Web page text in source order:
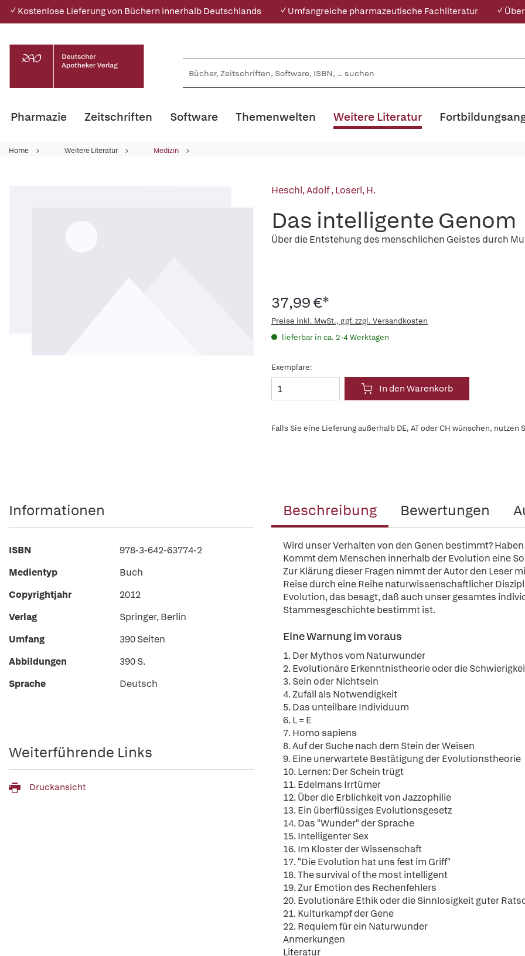
✓ Kostenlose Lieferung von Büchern innerhalb Deutschlands ✓ Umfangreiche pharmazeutische Fachliteratur ✓
Pharmazie Zeitschriften Software Themenwelten Weitere Literatur
Home Weitere Literatur Medizin
Heschl, Adolf,Loserl, H.
Das intelligente Genom
Über die Entstehung des menschlichen Geistes durch
37,99 €*
Preise inkl. MwSt., ggf. zzgl. Versandkosten
lieferbar in ca. 2-4 Werktagen
Exemplare:
In den Warenkorb
Falls Sie eine Lieferung außerhalb DE, AT oder CH wünschen, nutzen
Beschreibung Bewertungen
Wird unser Verhalten von den Genen bestimmt?
Kommt dem Menschen innerhalb der Evolution eine
Zur Klärung dieser Fragen nimmt der Autor den Leser
Reise durch eine Reihe naturwissenschaftlicher
Evolution, das besagt, daß auch unser gesamtes
Stammesgeschichte bestimmt ist.
Eine Warnung im voraus
1. Der Mythos vom Naturwunder
2. Evolutionäre Erkenntnistheorie oder die
3. Sein oder Nichtsein
4. Zufall als Notwendigkeit
5. Das unteilbare Individuum
6. L = E
7. Homo sapiens
8. Auf der Suche nach dem Stein der Weisen
9. Eine unerwartete Bestätigung der Evolutionstheorie
10. Lernen: Der Schein trügt
11. Edelmans Irrtümer
12. Über die Erblichkeit von Jazzophilie
13. Ein überflüssiges Evolutionsgesetz
14. Das "Wunder" der Sprache
15. Intelligenter Sex
16. Im Kloster der Wissenschaft
17. "Die Evolution hat uns fest im Griff"
18. The survival of the most intelligent
19. Zur Emotion des Rechenfehlers
20. Evolutionäre Ethik oder die Sinnlosigkeit guter
21. Kulturkampf der Gene
22. Requiem für ein Naturwunder
Anmerkungen
Literatur
Informationen
ISBN
978-3-642-63774-2
Medientyp
Buch
Copyrightjahr
2012
Verlag
Springer, Berlin
Umfang
390 Seiten
Abbildungen
390 S.
Sprache
Deutsch
Weiterführende Links
Druckansicht